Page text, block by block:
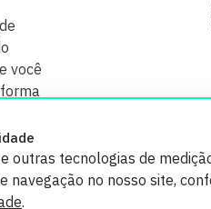
outras tecnologias de
navegação no nosso site,
.
você